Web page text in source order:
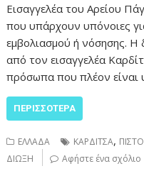
Εισαγγελέα του Αρείου
που υπάρχουν υπόνοιες
εμβολιασμού ή νόσησης. Η
από τον εισαγγελέα
πρόσωπα που πλέον είναι
ΠΕΡΙΣΣΌΤΕΡΑ
ΕΛΛΑΔΑ ΚΑΡΔΙΤΣΑ,
ΔΙΩΞΗ
Αφήστε ένα σχόλιο